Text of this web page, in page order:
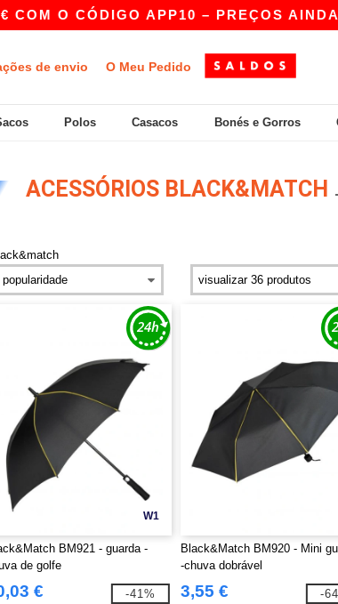
O CÓDIGO APP10 – PREÇOS AINDA
de envio O Meu Pedido
Polos Casacos Bonés e Gorros
ACESSÓRIOS BLACK&MATCH
W1
BM921 - guarda -
de golfe
€ -41%
Black&Match BM920 - Mini
-chuva dobrável
3,55 € -